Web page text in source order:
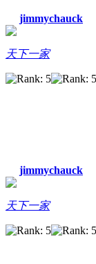
jimmychauck
天下一家
jimmychauck
天下一家